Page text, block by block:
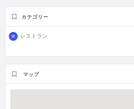
カテゴリー
レストラン
マップ